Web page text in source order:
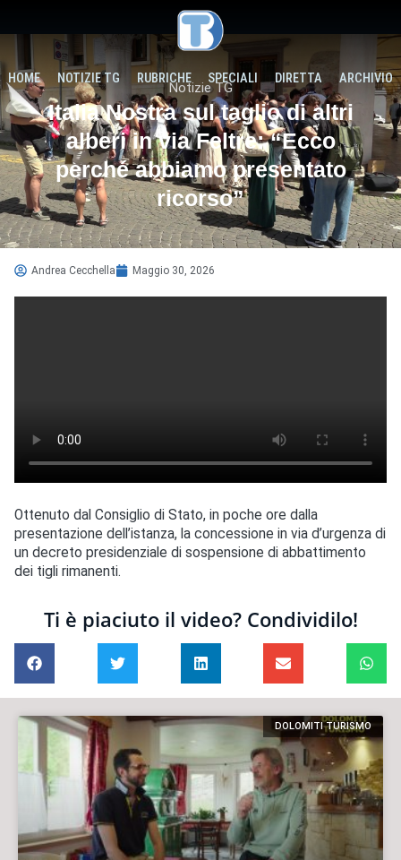
HOME NOTIZIE TG RUBRICHE SPECIALI DIRETTA ARCHIVIO
Notizie TG
Italia Nostra sul taglio di altri
alberi in via Feltre: “Ecco
perché abbiamo presentato
ricorso”
Andrea Cecchella Maggio 30, 2026
Ottenuto dal Consiglio di Stato, in poche ore dalla
presentazione dell’istanza, la concessione in via d’urgenza di
un decreto presidenziale di sospensione di abbattimento
dei tigli rimanenti.
Ti è piaciuto il video? Condividilo!
DOLOMITI TURISMO